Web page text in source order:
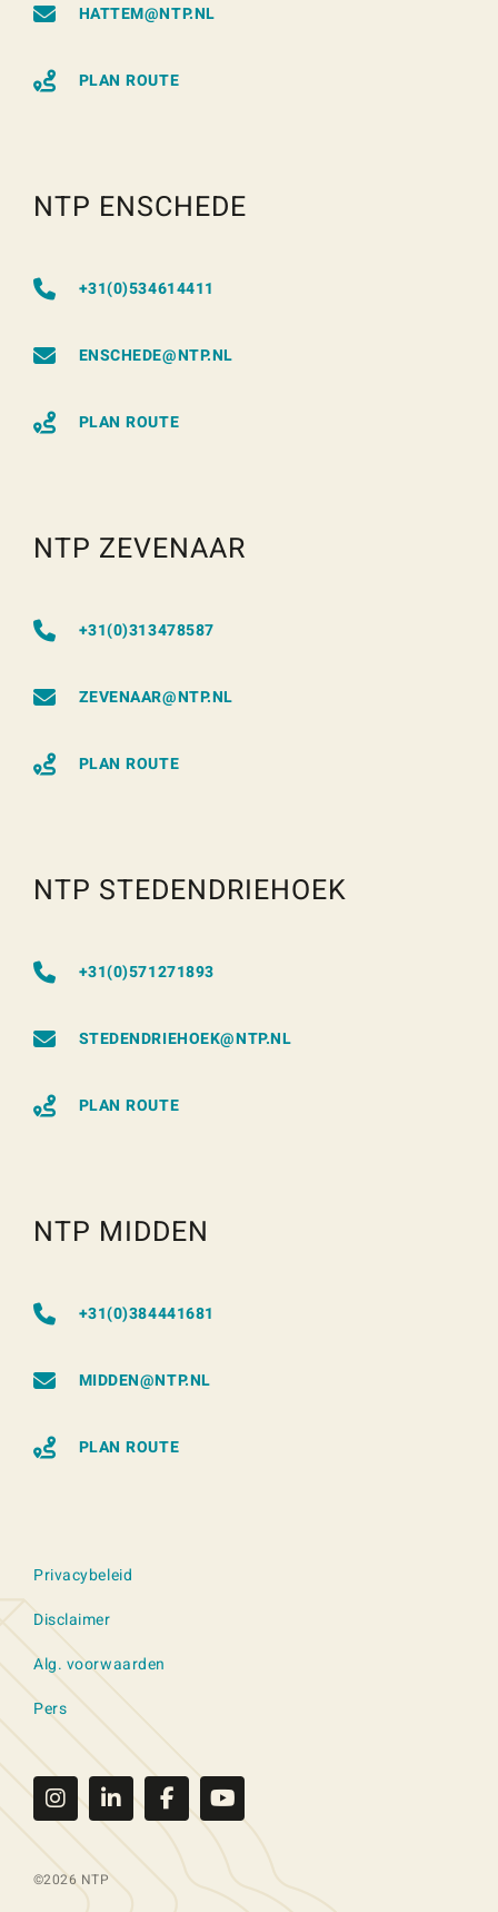
HATTEM@NTP.NL
PLAN ROUTE
NTP ENSCHEDE
+31(0)534614411
ENSCHEDE@NTP.NL
PLAN ROUTE
NTP ZEVENAAR
+31(0)313478587
ZEVENAAR@NTP.NL
PLAN ROUTE
NTP STEDENDRIEHOEK
+31(0)571271893
STEDENDRIEHOEK@NTP.NL
PLAN ROUTE
NTP MIDDEN
+31(0)384441681
MIDDEN@NTP.NL
PLAN ROUTE
Privacybeleid
Disclaimer
Alg. voorwaarden
Pers
©2026 NTP